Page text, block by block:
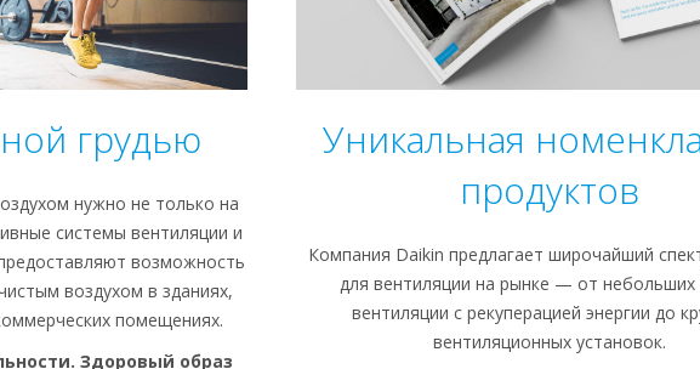
грудью
нужно не только на
системы вентиляции и
возможность
воздухом в зданиях,
помещениях.
Здоровый образ
Уникальная
продуктов
Компания Daikin предлагает широчайший
для вентиляции на рынке — от небольших
вентиляции с рекуперацией энергии до
вентиляционных установок.